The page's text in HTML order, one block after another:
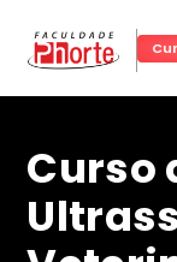
Curso